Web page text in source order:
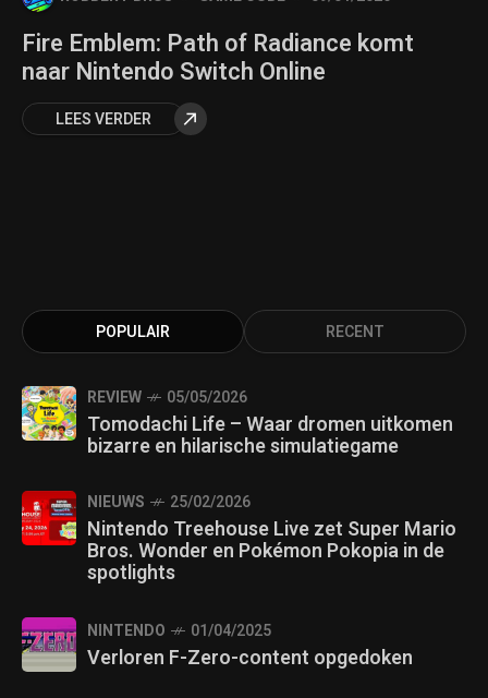
Fire Emblem: Path of Radiance komt
naar Nintendo Switch Online
LEES VERDER
POPULAIR RECENT
REVIEW 05/05/2026
Tomodachi Life – Waar dromen uitkomen
bizarre en hilarische simulatiegame
NIEUWS 25/02/2026
Nintendo Treehouse Live zet Super Mario
Bros. Wonder en Pokémon Pokopia in de
spotlights
NINTENDO 01/04/2025
Verloren F-Zero-content opgedoken